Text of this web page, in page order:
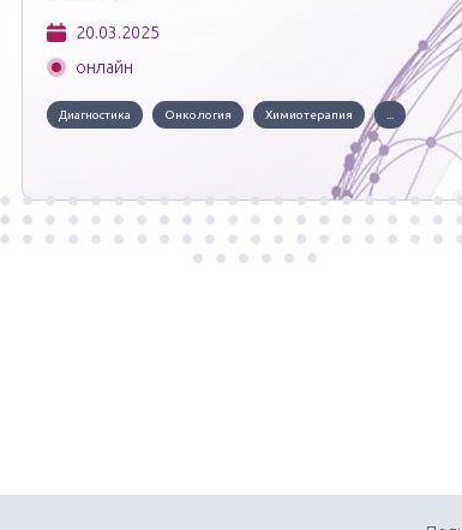
20.03.2025
онлайн
Диагностика Онкология Химиотерапия